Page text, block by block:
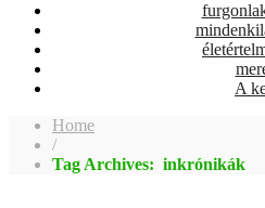
A
Home
/
Tag Archives: inkrónikák